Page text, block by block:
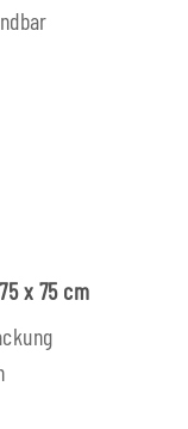
x 75 cm
Pinnwandnadel Holz
Alter Preis: